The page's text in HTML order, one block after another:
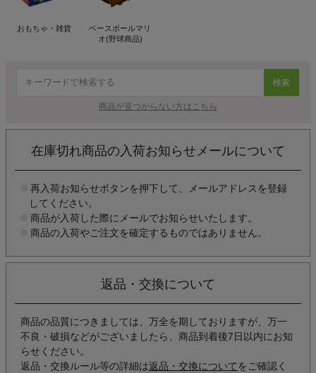
おもちゃ・雑貨
ベースボールマリ
オ(野球商品)
検索
商品が見つからない方はこちら
在庫切れ商品の入荷お知らせメールについて
再入荷お知らせボタンを押下して、メールアドレスを登録
してください。
商品が入荷した際にメールでお知らせいたします。
商品の入荷やご注文を確定するものではありません。
返品・交換について
商品の品質につきましては、万全を期しておりますが、万一
不良・破損などがございましたら、商品到着後7日以内にお知
らせください。
返品・交換ルール等の詳細は返品・交換について をご確認く